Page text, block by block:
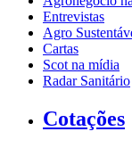
Entrevistas
Agro
Cartas
Scot na mídia
Radar Sanitário
Cotações